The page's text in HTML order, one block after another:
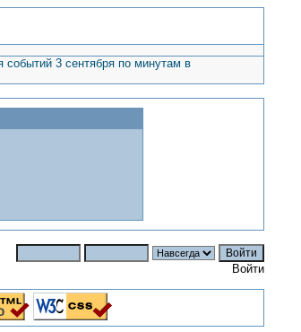
событий 3 сентября по минутам в
Войти